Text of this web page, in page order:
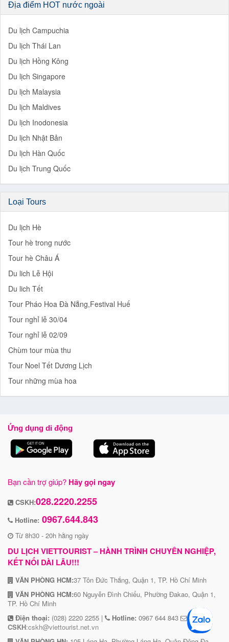
Địa điểm HOT nước ngoài
Du lịch Campuchia
Du lịch Thái Lan
Du lịch Hồng Kông
Du lịch Singapore
Du lịch Malaysia
Du lịch Maldives
Du lịch Inodonesia
Du lịch Nhật Bản
Du lịch Hàn Quốc
Du lịch Trung Quốc
Loại Tours
Du lịch Hè
Tour hè trong nước
Tour hè Châu Á
Du lich Lễ Hội
Du lich Tết
Tour Pháo Hoa Đà Nẵng,Festival Huế
Tour nghỉ lễ 30/04
Tour nghỉ lễ 02/09
Chùm tour mùa thu
Tour Noel Tết Dương Lịch
Tour những mùa hoa
Ứng dụng di động
Bạn cần trợ giúp? Hãy gọi ngay
CSKH:028.2220.2255
Hotline: 0967.644.843
Từ 8h30 - 20h hằng ngày
DU LỊCH VIETTOURIST – HÀNH TRÌNH CHUYÊN NGHIỆP,
KẾT NỐI DÀI LÂU!!!
VĂN PHÒNG HCM:37 Tôn Đức Thắng, Quận 1, TP. Hồ Chí Minh
VĂN PHÒNG HCM:60 Nguyễn Đình Chiểu, Phường Đakao, Quận 1,
TP. Hồ Chí Minh
Điện thoại: (028) 2220 2255 | Hotline: 0967 644 843
CSKH:cskh@viettourist.net.vn